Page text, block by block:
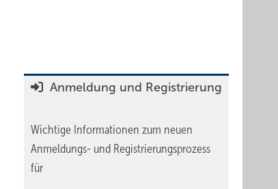
Anmeldung und Registrierung
Wichtige Informationen zum neuen
Anmeldungs- und Registrierungsprozess
für